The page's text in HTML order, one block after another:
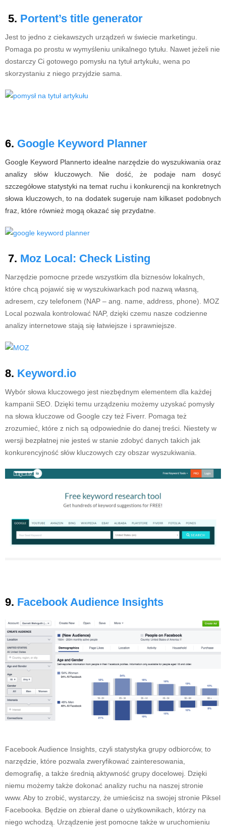
5. Portent’s title generator
Jest to jedno z ciekawszych urządzeń w świecie marketingu.
Pomaga po prostu w wymyśleniu unikalnego tytułu. Nawet jeżeli nie
dostarczy Ci gotowego pomysłu na tytuł artykułu, wena po
skorzystaniu z niego przyjdzie sama.
6. Google Keyword Planner
Google Keyword Plannerto idealne narzędzie do wyszukiwania oraz
analizy słów kluczowych. Nie dość, że podaje nam dosyć
szczegółowe statystyki na temat ruchu i konkurencji na konkretnych
słowa kluczowych, to na dodatek sugeruje nam kilkaset podobnych
fraz, które również mogą okazać się przydatne.
7. Moz Local: Check Listing
Narzędzie pomocne przede wszystkim dla biznesów lokalnych,
które chcą pojawić się w wyszukiwarkach pod nazwą własną,
adresem, czy telefonem (NAP – ang. name, address, phone). MOZ
Local pozwala kontrolować NAP, dzięki czemu nasze codzienne
analizy internetowe stają się łatwiejsze i sprawniejsze.
8. Keyword.io
Wybór słowa kluczowego jest niezbędnym elementem dla każdej
kampanii SEO. Dzięki temu urządzeniu możemy uzyskać pomysły
na słowa kluczowe od Google czy też Fiverr. Pomaga też
zrozumieć, które z nich są odpowiednie do danej treści. Niestety w
wersji bezpłatnej nie jesteś w stanie zdobyć danych takich jak
konkurencyjność słów kluczowych czy obszar wyszukiwania.
9. Facebook Audience Insights
Facebook Audience Insights, czyli statystyka grupy odbiorców, to
narzędzie, które pozwala zweryfikować zainteresowania,
demografię, a także średnią aktywność grupy docelowej. Dzięki
niemu możemy także dokonać analizy ruchu na naszej stronie
www. Aby to zrobić, wystarczy, że umieścisz na swojej stronie Piksel
Facebooka. Będzie on zbierał dane o użytkownikach, którzy na
niego wchodzą. Urządzenie jest pomocne także w uruchomieniu